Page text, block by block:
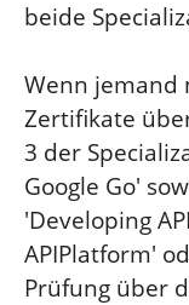
beide
Wenn jemand
Zertifikate
3 der
Google Go'
'Developing
APIPlatform'
Prüfung über